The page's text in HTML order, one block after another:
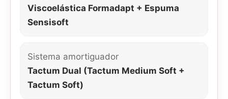
Viscoelástica Formadapt + Espuma
Sensisoft
Sistema amortiguador
Tactum Dual (Tactum Medium Soft +
Tactum Soft)